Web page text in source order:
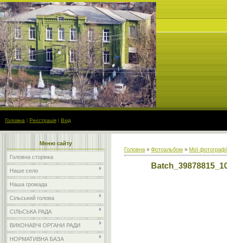
Головна | Реєстрація | Вхід
Меню сайту
Головна сторінка
Наше село
Наша громада
Сільський голова
СІЛЬСЬКА РАДА
ВИКОНАВЧІ ОРГАНИ РАДИ
НОРМАТИВНА БАЗА
Головна » Фотоальбом » Мої